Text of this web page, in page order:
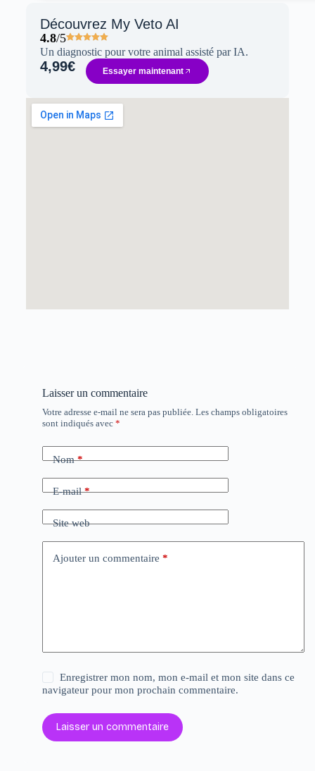
Découvrez My Veto AI
4.8/5
Un diagnostic pour votre animal assisté par IA.
4,99€ Essayer maintenant
Laisser un commentaire
Votre adresse e-mail ne sera pas publiée. Les champs obligatoires
sont indiqués avec *
Nom*
E-mail*
Site web
Ajouter un commentaire *
Enregistrer mon nom, mon e-mail et mon site dans ce
navigateur pour mon prochain commentaire.
Laisser un commentaire